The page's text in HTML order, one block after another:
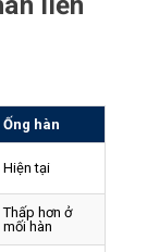
Ống hàn
Hiện tại
Thấp hơn ở
mối hàn